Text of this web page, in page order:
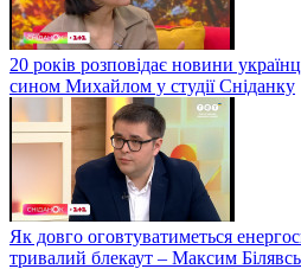
20 років розповідає новини
сином Михайлом у студії Сніданку
Як довго оговтуватиметься
тривалий блекаут – Максим